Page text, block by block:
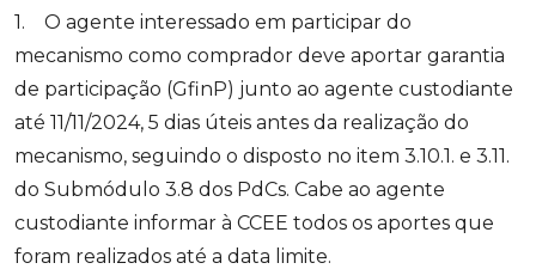
1. O agente interessado em participar do
mecanismo como comprador deve aportar garantia
de participação (GfinP) junto ao agente custodiante
até 11/11/2024, 5 dias úteis antes da realização do
mecanismo, seguindo o disposto no item 3.10.1. e 3.11.
do Submódulo 3.8 dos PdCs. Cabe ao agente
custodiante informar à CCEE todos os aportes que
foram realizados até a data limite.